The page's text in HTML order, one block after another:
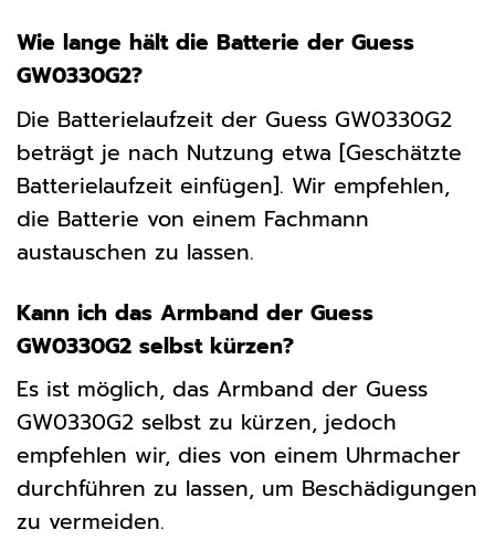
Wie lange hält die Batterie der Guess
GW0330G2?
Die Batterielaufzeit der Guess GW0330G2
beträgt je nach Nutzung etwa [Geschätzte
Batterielaufzeit einfügen]. Wir empfehlen,
die Batterie von einem Fachmann
austauschen zu lassen.
Kann ich das Armband der Guess
GW0330G2 selbst kürzen?
Es ist möglich, das Armband der Guess
GW0330G2 selbst zu kürzen, jedoch
empfehlen wir, dies von einem Uhrmacher
durchführen zu lassen, um Beschädigungen
zu vermeiden.